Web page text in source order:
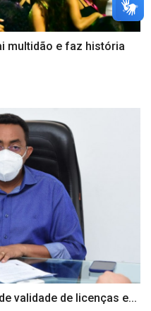
multidão e faz história
validade de licenças e...